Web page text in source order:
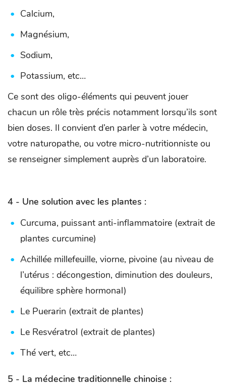
Calcium,
Magnésium,
Sodium,
Potassium, etc…
Ce sont des oligo-éléments qui peuvent jouer
chacun un rôle très précis notamment lorsqu’ils sont
bien doses. Il convient d’en parler à votre médecin,
votre naturopathe, ou votre micro-nutritionniste ou
se renseigner simplement auprès d’un laboratoire.
4 - Une solution avec les plantes :
Curcuma, puissant anti-inflammatoire (extrait de
plantes curcumine)
Achillée millefeuille, viorne, pivoine (au niveau de
l’utérus : décongestion, diminution des douleurs,
équilibre sphère hormonal)
Le Puerarin (extrait de plantes)
Le Resvératrol (extrait de plantes)
Thé vert, etc…
5 - La médecine traditionnelle chinoise :